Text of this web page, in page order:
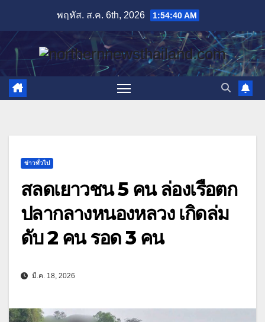
content
พฤหัส. ส.ค. 6th, 2026 1:54:42 AM
ข่าวทั่วไป
สลดเยาวชน 5 คน ล่องเรือตก
ปลากลางหนองหลวง เกิดล่ม
ดับ 2 คน รอด 3 คน
มี.ค. 18, 2026